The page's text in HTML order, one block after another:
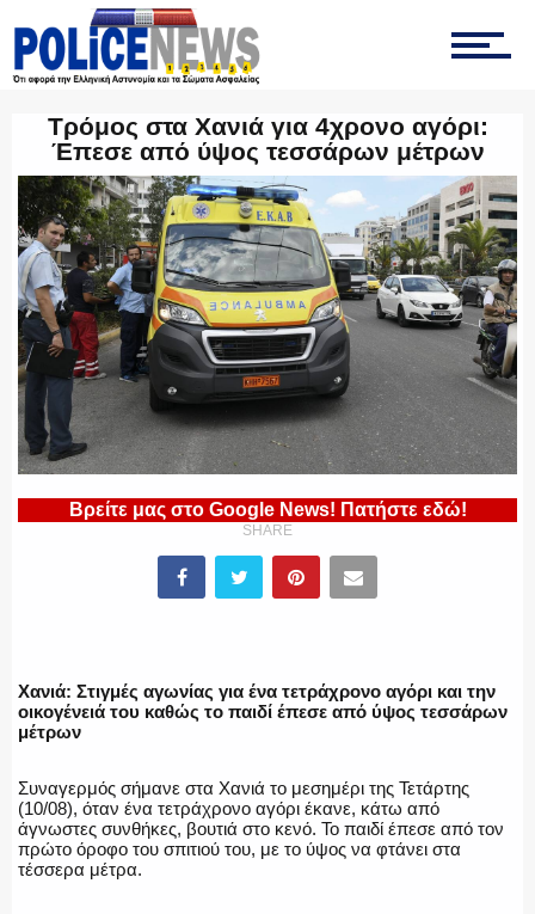
ΤΡΟΧΑΙΑ
ΟΠΚΕ
ΟΜΑΔΑ “Ζ”
ΕΚΑΜ
Τρόμος στα Χανιά για 4χρονο αγόρι:
Έπεσε από ύψος τεσσάρων μέτρων
Βρείτε μας στο Google News! Πατήστε εδώ!
SHARE
Χανιά: Στιγμές αγωνίας για ένα τετράχρονο αγόρι και την
οικογένειά του καθώς το παιδί έπεσε από ύψος τεσσάρων
μέτρων
Συναγερμός σήμανε στα Χανιά το μεσημέρι της Τετάρτης
(10/08), όταν ένα τετράχρονο αγόρι έκανε, κάτω από
άγνωστες συνθήκες, βουτιά στο κενό. Το παιδί έπεσε από τον
πρώτο όροφο του σπιτιού του, με το ύψος να φτάνει στα
τέσσερα μέτρα.